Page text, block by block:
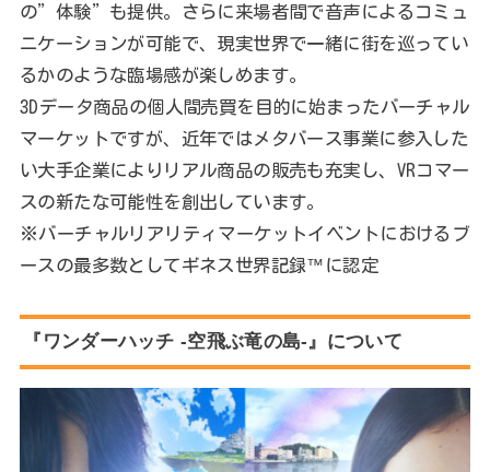
の”体験”も提供。さらに来場者間で音声によるコミュ
ニケーションが可能で、現実世界で一緒に街を巡ってい
るかのような臨場感が楽しめます。
3Dデータ商品の個人間売買を目的に始まったバーチャル
マーケットですが、近年ではメタバース事業に参入した
い大手企業によりリアル商品の販売も充実し、VRコマー
スの新たな可能性を創出しています。
※バーチャルリアリティマーケットイベントにおけるブ
ースの最多数としてギネス世界記録™に認定
『ワンダーハッチ -空飛ぶ竜の島-』について